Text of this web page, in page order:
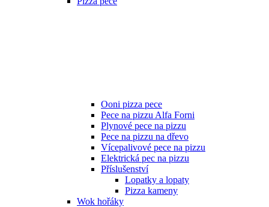
Ooni pizza pece
Pece na pizzu Alfa Forni
Plynové pece na pizzu
Pece na pizzu na dřevo
Vícepalivové pece na pizzu
Elektrická pec na pizzu
Příslušenství
Lopatky a lopaty
Pizza kameny
Wok hořáky